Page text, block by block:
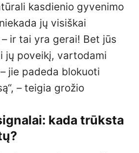
kasdienio gyvenimo
jų visiškai
ir tai yra gerai! Bet jūs
jų poveikį, vartodami
jie padeda blokuoti
– teigia grožio
kada trūksta